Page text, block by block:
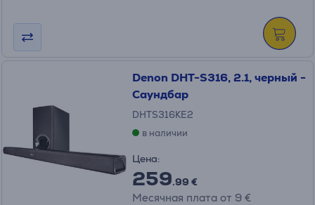
Denon DHT-S316, 2.1, черный -
Саундбар
DHTS316KE2
в наличии
Цена:
259.99 €
Месячная плата от 9 €